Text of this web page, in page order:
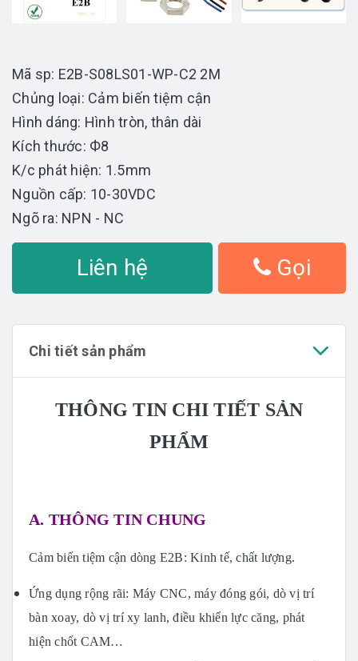
Mã sp: E2B-S08LS01-WP-C2 2M
Chủng loại: Cảm biến tiệm cận
Hình dáng: Hình tròn, thân dài
Kích thước: Ф8
K/c phát hiện: 1.5mm
Nguồn cấp: 10-30VDC
Ngõ ra: NPN - NC
Liên hệ Gọi
Chi tiết sản phẩm
THÔNG TIN CHI TIẾT SẢN
PHẨM
A. THÔNG TIN CHUNG
Cảm biến tiệm cận dòng E2B: Kinh tế, chất lượng.
Ứng dụng rộng rãi: Máy CNC, máy đóng gói, dò vị trí
bàn xoay, dò vị trí xy lanh, điều khiển lực căng, phát
hiện chốt CAM…